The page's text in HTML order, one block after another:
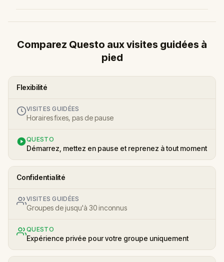
Comparez Questo aux visites guidées à
pied
Flexibilité
VISITES GUIDÉES
Horaires fixes, pas de pause
QUESTO
Démarrez, mettez en pause et reprenez à tout moment
Confidentialité
VISITES GUIDÉES
Groupes de jusqu'à 30 inconnus
QUESTO
Expérience privée pour votre groupe uniquement